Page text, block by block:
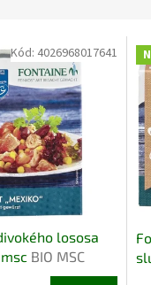
lososa
BIO MSC
Kód: 4026968017641